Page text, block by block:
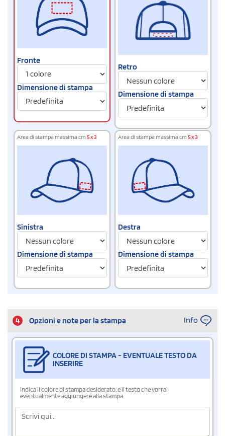
Fronte
Dimensione di stampa
Retro
Dimensione di stampa
Area di stampa massima cm 5 x 3
Sinistra
Dimensione di stampa
Area di stampa massima cm 5 x 3
Destra
Dimensione di stampa
4 Opzioni e note per la stampa Info
COLORE DI STAMPA - EVENTUALE TESTO DA
INSERIRE
Indica il colore di stampa desiderato, e il testo che vorrai
eventualmente aggiungere alla stampa.